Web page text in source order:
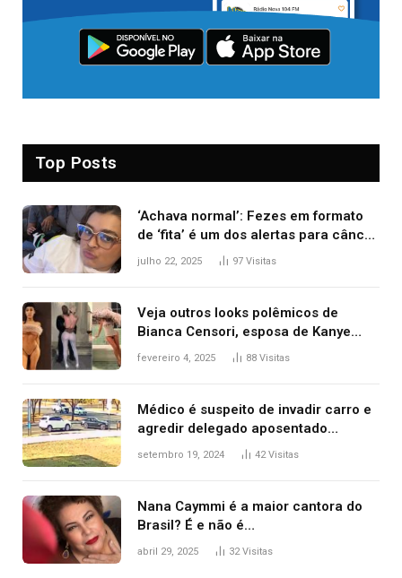
Top Posts
‘Achava normal’: Fezes em formato
de ‘fita’ é um dos alertas para câncer
colorretal; relembre fala de Preta Gil
julho 22, 2025 97 Visitas
Veja outros looks polêmicos de
Bianca Censori, esposa de Kanye
West que apareceu nua no Grammy
fevereiro 4, 2025 88 Visitas
Médico é suspeito de invadir carro e
agredir delegado aposentado
durante confusão no trânsito
setembro 19, 2024 42Visitas
Nana Caymmi é a maior cantora do
Brasil? É e não é…
abril 29, 2025 32Visitas